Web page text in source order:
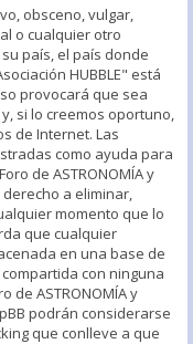
obsceno, vulgar,
o cualquier otro
país, el país donde
HUBBLE" está
provocará que sea
si lo creemos oportuno,
de Internet. Las
como ayuda para
de ASTRONOMÍA y
a eliminar,
momento que lo
que cualquier
en una base de
con ninguna
de ASTRONOMÍA y
podrán considerarse
que conlleve a que